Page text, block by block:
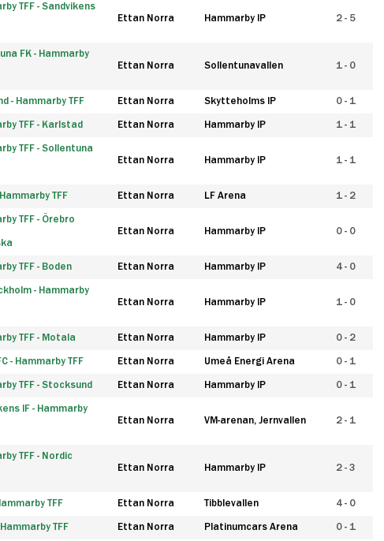
TFF - Sandvikens
Ettan Norra Hammarby IP 2 - 5
FK - Hammarby
Ettan Norra Sollentunavallen 1 - 0
- Hammarby TFF Ettan Norra Skytteholms IP 0 - 1
TFF - Karlstad Ettan Norra Hammarby IP 1 - 1
TFF - Sollentuna
Ettan Norra Hammarby IP 1 - 1
TFF Ettan Norra LF Arena 1 - 2
TFF - Örebro
Ettan Norra Hammarby IP 0 - 0
TFF - Boden Ettan Norra Hammarby IP 4 - 0
- Hammarby
Ettan Norra Hammarby IP 1 - 0
TFF - Motala Ettan Norra Hammarby IP 0 - 2
- Hammarby TFF Ettan Norra Umeå Energi Arena 0 - 1
TFF - Stocksund Ettan Norra Hammarby IP 0 - 1
IF - Hammarby
Ettan Norra VM-arenan, Jernvallen 2 - 1
TFF - Nordic
Ettan Norra Hammarby IP 2 - 3
TFF Ettan Norra Tibblevallen 4 - 0
TFF Ettan Norra Platinumcars Arena 0 - 1